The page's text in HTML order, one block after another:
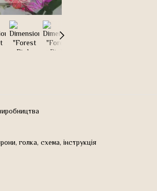
голка, схема, інструкція